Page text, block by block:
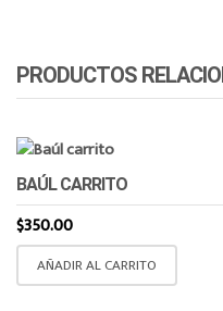
PRODUCTOS
BAÚL CARRITO
$350.00
AÑADIR AL CARRITO